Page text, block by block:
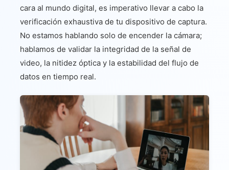
cara al mundo digital, es imperativo llevar a cabo la
verificación exhaustiva de tu dispositivo de captura.
No estamos hablando solo de encender la cámara;
hablamos de validar la integridad de la señal de
video, la nitidez óptica y la estabilidad del flujo de
datos en tiempo real.